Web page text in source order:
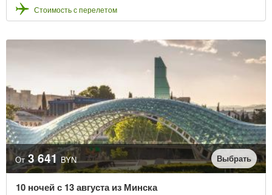
Стоимость с перелетом
От 3 641 BYN Выбрать
10 ночей с 13 августа из Минска